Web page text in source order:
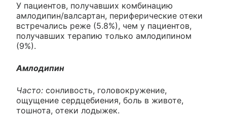
У пациентов, получавших комбинацию
амлодипин/валсартан, периферические отеки
встречались реже (5.8%), чем у пациентов,
получавших терапию только амлодипином
(9%).
Амлодипин
Часто: сонливость, головокружение,
ощущение сердцебиения, боль в животе,
тошнота, отеки лодыжек.